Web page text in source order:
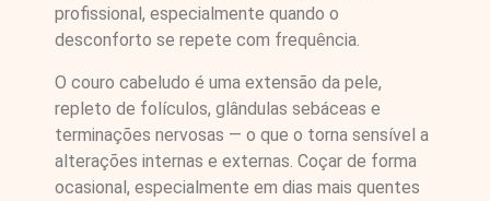
profissional, especialmente quando o
desconforto se repete com frequência.
O couro cabeludo é uma extensão da pele,
repleto de folículos, glândulas sebáceas e
terminações nervosas — o que o torna sensível a
alterações internas e externas. Coçar de forma
ocasional, especialmente em dias mais quentes